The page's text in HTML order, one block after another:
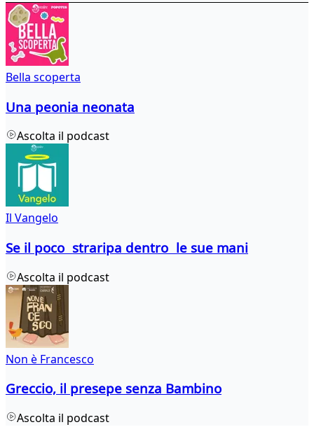
Bella scoperta
Una peonia neonata
Ascolta il podcast
Il Vangelo
Se il poco straripa dentro le sue mani
Ascolta il podcast
Non è Francesco
Greccio, il presepe senza Bambino
Ascolta il podcast